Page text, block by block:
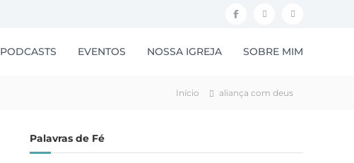
F
b
I
s
a
Y
u
PODCASTS EVENTOS NOSSA IGREJA SOBRE MIM
Início aliança com deus
Palavras de Fé